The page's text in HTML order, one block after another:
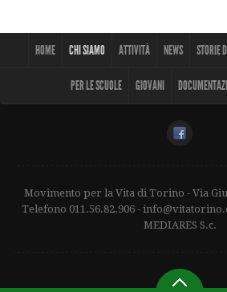
HOME CHI SIAMO ATTIVITÀ NEWS STORIE
PER LE SCUOLE GIOVANI
Movimento per la Vita di Torino - Via
Telefono 011.56.82.906 -
MEDIARES S.c.